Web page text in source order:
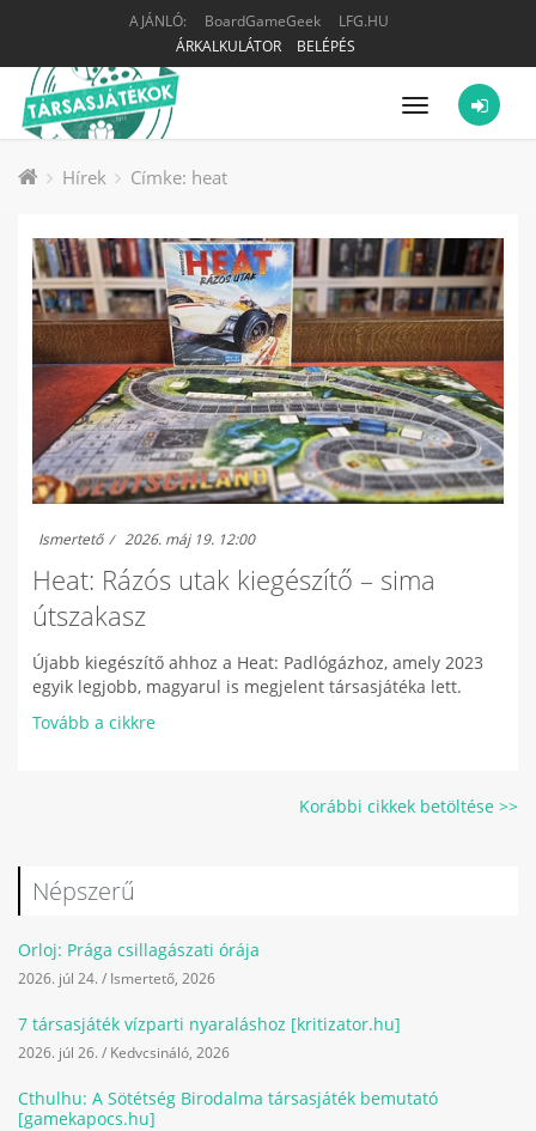
AJÁNLÓ: BoardGameGeek
LFG.HU
ÁRKALKULÁTOR
BELÉPÉS
Menü
Hírek Címke: heat
Ismertető 2026. máj 19. 12:00
Heat: Rázós utak kiegészítő – sima
útszakasz
Újabb kiegészítő ahhoz a Heat: Padlógázhoz, amely 2023
egyik legjobb, magyarul is megjelent társasjátéka lett.
Tovább a cikkre
Korábbi cikkek betöltése >>
Népszerű
Orloj: Prága csillagászati órája
2026. júl 24. / Ismertető 2026
7 társasjáték vízparti nyaraláshoz [kritizator.hu]
2026. júl 26. / Kedvcsináló 2026
Cthulhu: A Sötétség Birodalma társasjáték bemutató
[gamekapocs.hu]